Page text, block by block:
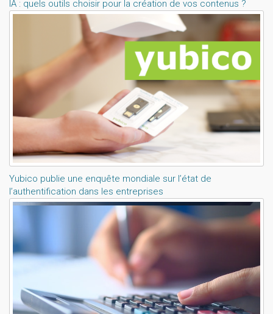
IA : quels outils choisir pour la création de vos contenus ?
Yubico publie une enquête mondiale sur l’état de
l’authentification dans les entreprises